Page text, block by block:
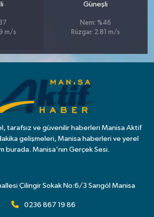
m/s
Güneşli
Nem: %46
Rüzgar: 2.81 m/s
tarafsız ve güvenilir haberleri Manisa Aktif
gelişmeleri, Manisa haberleri ve yerel
burada. Manisa'nın Gerçek Sesi.
Çilingir Sokak No:6/3 Sarıgöl Manisa
0236 867 19 86